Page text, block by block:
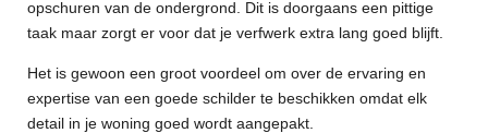
opschuren van de ondergrond. Dit is doorgaans een pittige
taak maar zorgt er voor dat je verfwerk extra lang goed blijft.
Het is gewoon een groot voordeel om over de ervaring en
expertise van een goede schilder te beschikken omdat elk
detail in je woning goed wordt aangepakt.